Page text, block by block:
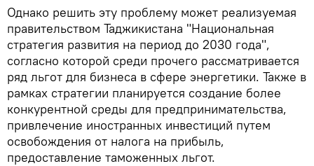
Однако решить эту проблему может реализуемая
правительством Таджикистана "Национальная
стратегия развития на период до 2030 года",
согласно которой среди прочего рассматривается
ряд льгот для бизнеса в сфере энергетики. Также в
рамках стратегии планируется создание более
конкурентной среды для предпринимательства,
привлечение иностранных инвестиций путем
освобождения от налога на прибыль,
предоставление таможенных льгот.